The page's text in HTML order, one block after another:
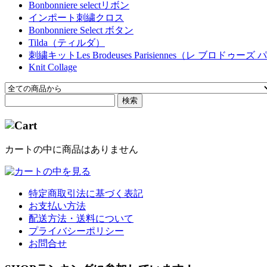
Bonbonniere selectリボン
インポート刺繍クロス
Bonbonniere Select ボタン
Tilda（ティルダ）
刺繍キットLes Brodeuses Parisiennes（レ ブロドゥーズ
Knit Collage
検索
カートの中に商品はありません
特定商取引法に基づく表記
お支払い方法
配送方法・送料について
プライバシーポリシー
お問合せ